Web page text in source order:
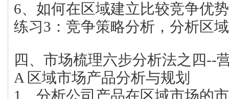
6、如何在区域建立比较竞争优势
练习3：竞争策略分析，分析区
四、市场梳理六步分析法之四--
A 区域市场产品分析与规划
1、分析公司产品在区域市场的